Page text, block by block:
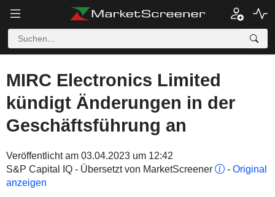
MIRC Electronics Limited
kündigt Änderungen in der
Geschäftsführung an
Veröffentlicht am 03.04.2023 um 12:42
S&P Capital IQ - Übersetzt von MarketScreener
- Original
anzeigen